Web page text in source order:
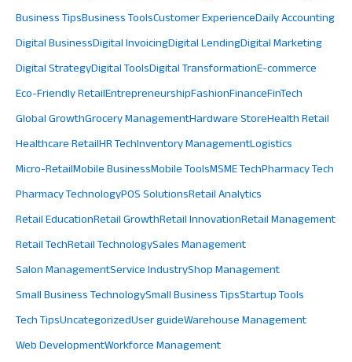
Business TipsBusiness ToolsCustomer ExperienceDaily Accounting
Digital BusinessDigital InvoicingDigital LendingDigital Marketing
Digital StrategyDigital ToolsDigital TransformationE-commerce
Eco-Friendly RetailEntrepreneurshipFashionFinanceFinTech
Global GrowthGrocery ManagementHardware StoreHealth Retail
Healthcare RetailHR TechInventory ManagementLogistics
Micro-RetailMobile BusinessMobile ToolsMSME TechPharmacy Tech
Pharmacy TechnologyPOS SolutionsRetail Analytics
Retail EducationRetail GrowthRetail InnovationRetail Management
Retail TechRetail TechnologySales Management
Salon ManagementService IndustryShop Management
Small Business TechnologySmall Business TipsStartup Tools
Tech TipsUncategorizedUser guideWarehouse Management
Web DevelopmentWorkforce Management